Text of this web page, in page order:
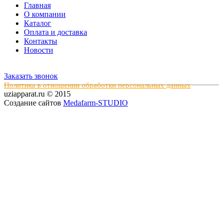
Главная
О компании
Каталог
Оплата и доставка
Контакты
Новости
Заказать звонок
Политика в отношении обработки персональных данных
uziapparat.ru © 2015
Создание сайтов Medafarm-STUDIO